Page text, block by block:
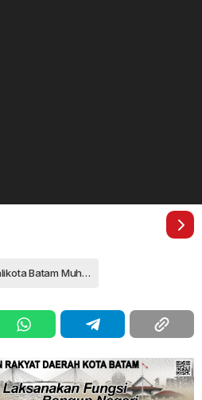
Walikota Batam Muhammad Rudi